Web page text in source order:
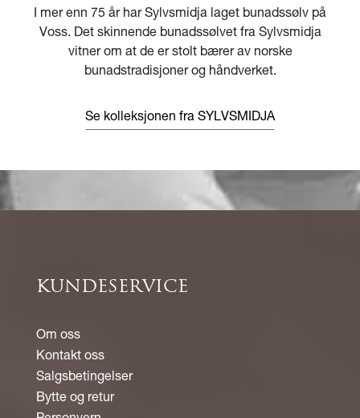
I mer enn 75 år har Sylvsmidja laget bunadssølv på
Voss. Det skinnende bunadssølvet fra Sylvsmidja
vitner om at de er stolt bærer av norske
bunadstradisjoner og håndverket.
Se kolleksjonen fra SYLVSMIDJA
KUNDESERVICE
Om oss
Kontakt oss
Salgsbetingelser
Bytte og retur